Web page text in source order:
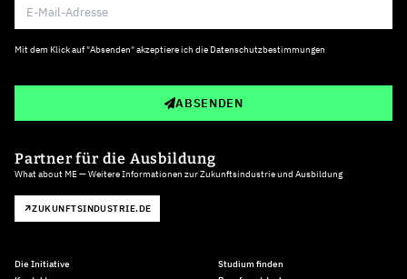
Mit dem Klick auf "Absenden" akzeptiere ich die Datenschutzbestimmungen
ABSENDEN
Partner für die Ausbildung
What about ME — Weitere Informationen zur Zukunftsindustrie und Ausbildung
ZUKUNFTSINDUSTRIE.DE
Die Initiative
Studium finden